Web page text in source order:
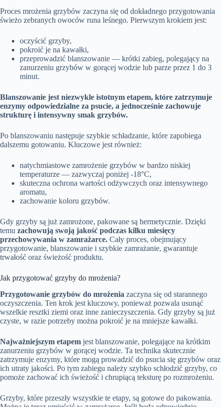
Proces mrożenia grzybów zaczyna się od dokładnego przygotowania
świeżo zebranych owoców runa leśnego. Pierwszym krokiem jest:
oczyścić grzyby,
pokroić je na kawałki,
przeprowadzić blanszowanie — krótki zabieg, polegający na
zanurzeniu grzybów w gorącej wodzie lub parze przez 1 do 3
minut.
Blanszowanie jest niezwykle istotnym etapem, które zatrzymuje
enzymy odpowiedzialne za psucie, a jednocześnie zachowuje
strukturę i intensywny smak grzybów.
Po blanszowaniu następuje szybkie schładzanie, które zapobiega
dalszemu gotowaniu. Kluczowe jest również:
natychmiastowe zamrożenie grzybów w bardzo niskiej
temperaturze — zazwyczaj poniżej -18°C,
skuteczna ochrona wartości odżywczych oraz intensywnego
aromatu,
zachowanie koloru grzybów.
Gdy grzyby są już zamrożone, pakowane są hermetycznie. Dzięki
temu zachowują swoją jakość podczas kilku miesięcy
przechowywania w zamrażarce. Cały proces, obejmujący
przygotowanie, blanszowanie i szybkie zamrażanie, gwarantuje
trwałość oraz świeżość produktu.
Jak przygotować grzyby do mrożenia?
Przygotowanie grzybów do mrożenia zaczyna się od starannego
oczyszczenia. Ten krok jest kluczowy, ponieważ pozwala usunąć
wszelkie resztki ziemi oraz inne zanieczyszczenia. Gdy grzyby są już
czyste, w razie potrzeby można pokroić je na mniejsze kawałki.
Najważniejszym etapem jest blanszowanie, polegające na krótkim
zanurzeniu grzybów w gorącej wodzie. Ta technika skutecznie
zatrzymuje enzymy, które mogą prowadzić do psucia się grzybów oraz
ich utraty jakości. Po tym zabiegu należy szybko schłodzić grzyby, co
pomoże zachować ich świeżość i chrupiącą teksturę po rozmrożeniu.
Grzyby, które przeszły wszystkie te etapy, są gotowe do pakowania.